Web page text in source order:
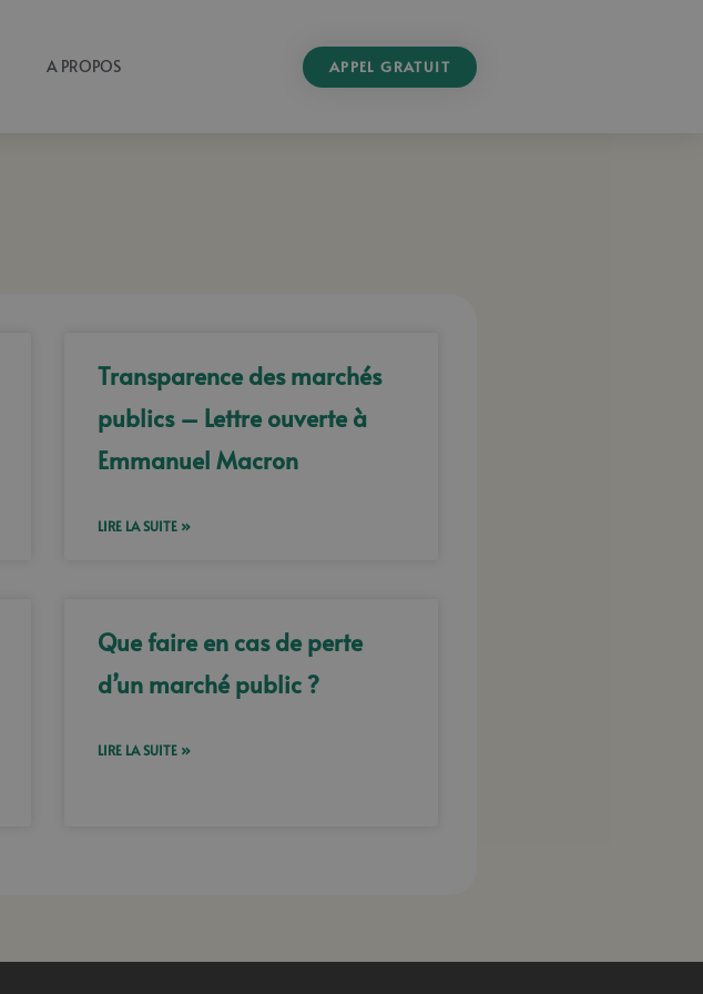
A PROPOS APPEL GRATUIT
Transparence des marchés
publics – Lettre ouverte à
Emmanuel Macron
LIRE LA SUITE »
Que faire en cas de perte
d’un marché public ?
LIRE LA SUITE »